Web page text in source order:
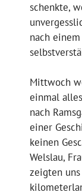
schenkte,
nach
Mittwoch
einmal
nach
einer
keinen
Welslau,
zeigten